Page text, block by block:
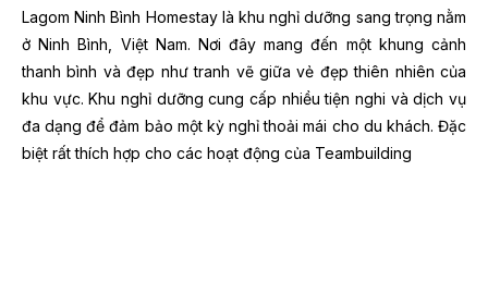
Lagom Ninh Bình Homestay là khu nghỉ dưỡng sang trọng nằm
ở Ninh Bình, Việt Nam. Nơi đây mang đến một khung cảnh
thanh bình và đẹp như tranh vẽ giữa vẻ đẹp thiên nhiên của
khu vực. Khu nghỉ dưỡng cung cấp nhiều tiện nghi và dịch vụ
đa dạng để đảm bảo một kỳ nghỉ thoải mái cho du khách. Đặc
biệt rất thích hợp cho các hoạt động của Teambuilding